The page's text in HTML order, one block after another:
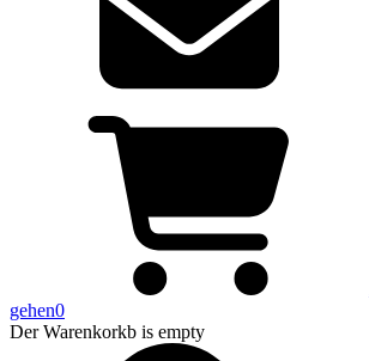
gehen0
Der Warenkorkb is empty